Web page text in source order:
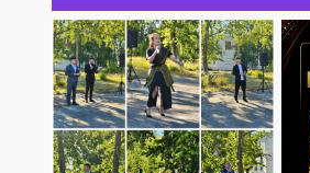
творчества. Станьте
начала большого
состязания! Приходите
поддержать талантливых
исполнителей!